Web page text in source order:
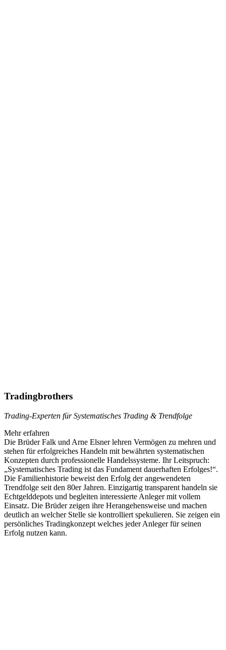
Tradingbrothers
Trading-Experten fürSystematisches Trading & Trendfolge
Mehr erfahren
Die Brüder Falk und Arne Elsner lehren Vermögen zu mehren und
stehen für erfolgreiches Handeln mit bewährten systematischen
Konzepten durch professionelle Handelssysteme. Ihr Leitspruch:
„Systematisches Trading ist das Fundament dauerhaften Erfolges!“.
Die Familienhistorie beweist den Erfolg der angewendeten
Trendfolge seit den 80er Jahren. Einzigartig transparent handeln sie
Echtgelddepots und begleiten interessierte Anleger mit vollem
Einsatz. Die Brüder zeigen ihre Herangehensweise und machen
deutlich an welcher Stelle sie kontrolliert spekulieren. Sie zeigen ein
persönliches Tradingkonzept welches jeder Anleger für seinen
Erfolg nutzen kann.